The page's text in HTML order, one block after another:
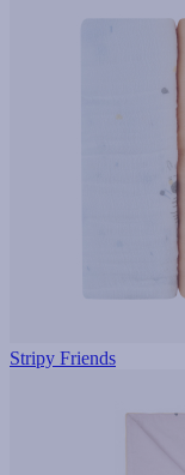
Stripy Friends